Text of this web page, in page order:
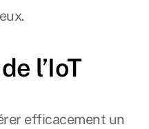
l’IoT
efficacement un